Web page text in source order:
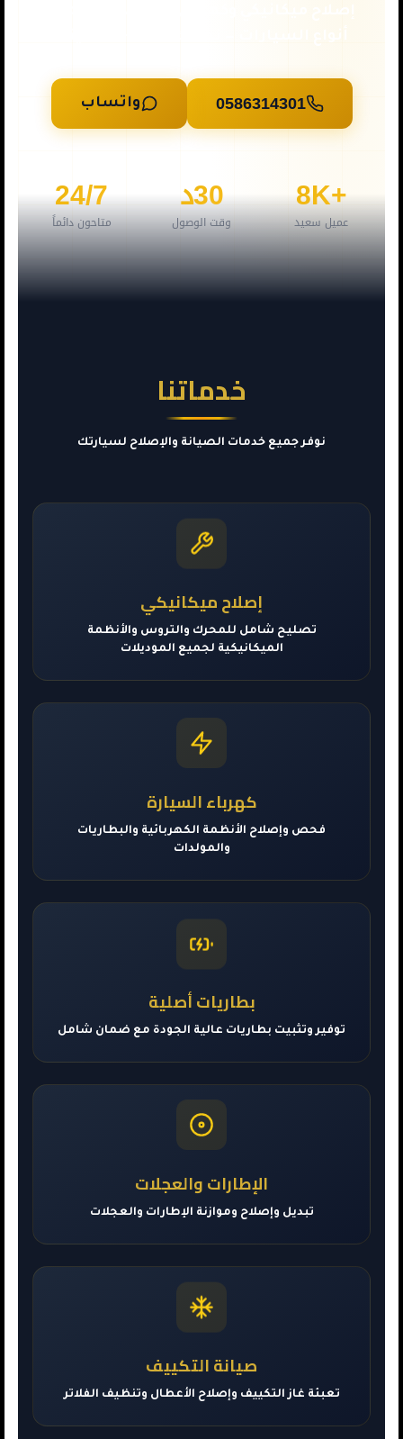
إصلاح ميكانيكي وكهربائي متخصص لجميع
0586314301 واتساب
+8K
عميل سعيد
30د
وقت الوصول
24/7
متاحون دائماً
خدماتنا
نوفر جميع خدمات الصيانة والإصلاح لسيارتك
إصلاح ميكانيكي
تصليح شامل للمحرك والتروس والأنظمة
الميكانيكية لجميع الموديلات
كهرباء السيارة
فحص وإصلاح الأنظمة الكهربائية والبطاريات
والمولدات
بطاريات أصلية
توفير وتثبيت بطاريات عالية الجودة مع ضمان شامل
الإطارات والعجلات
تبديل وإصلاح وموازنة الإطارات والعجلات
صيانة التكييف
تعبئة غاز التكييف وإصلاح الأعطال وتنظيف الفلاتر